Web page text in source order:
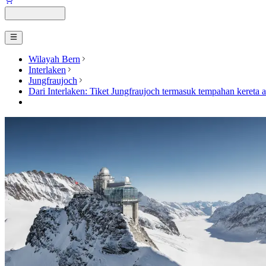
Wilayah Bern
Interlaken
Jungfraujoch
Dari Interlaken: Tiket Jungfraujoch termasuk tempahan kereta